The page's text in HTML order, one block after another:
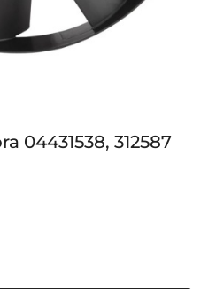
04431538, 312587